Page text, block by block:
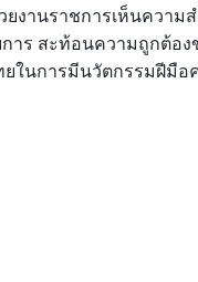
งานราชการเห็นควา
าร สะท้อนความถูกต้อ
ยในการมีนวัตกรรมฝีมื